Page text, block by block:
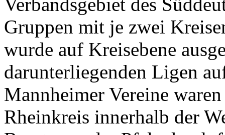
Gruppen mit je zwei
wurde auf Kreisebene
darunterliegenden Ligen
Mannheimer Vereine
Rheinkreis innerhalb der